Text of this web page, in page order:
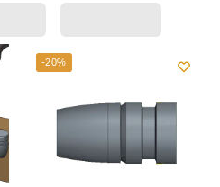
-20%